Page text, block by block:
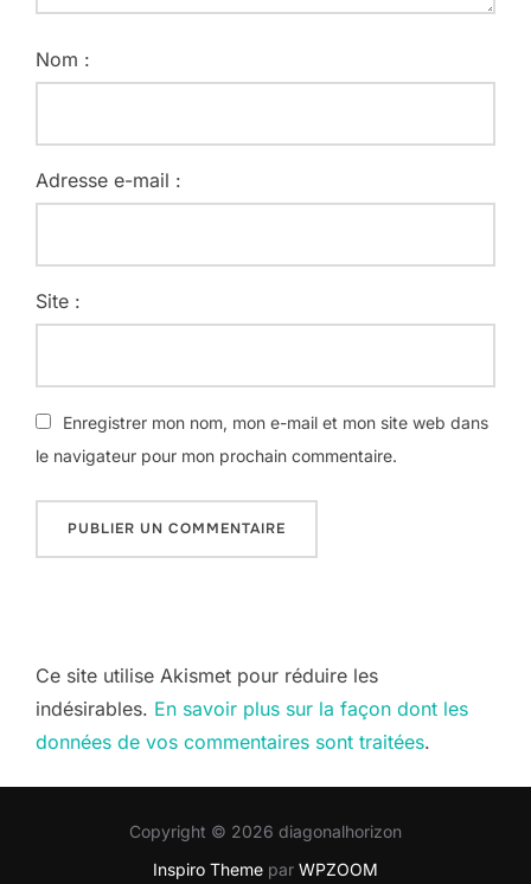
Nom :
Adresse e-mail :
Site :
Enregistrer mon nom, mon e-mail et mon site web dans
le navigateur pour mon prochain commentaire.
Ce site utilise Akismet pour réduire les
indésirables. En savoir plus sur la façon dont les
données de vos commentaires sont traitées.
Copyright © 2026 diagonalhorizon
Inspiro Theme par WPZOOM